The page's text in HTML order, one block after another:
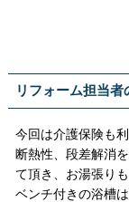
リフォーム担当者
今回は介護保険も
断熱性、段差解消
て頂き、お湯張り
ベンチ付きの浴槽